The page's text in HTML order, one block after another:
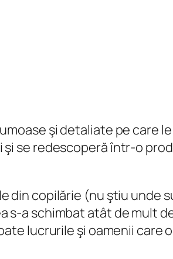
şi detaliate pe care
şi se redescoperă într-o
din copilărie (nu ştiu unde
s-a schimbat atât de mult
lucrurile şi oamenii care